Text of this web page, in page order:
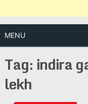
MENU
Tag: indira
lekh